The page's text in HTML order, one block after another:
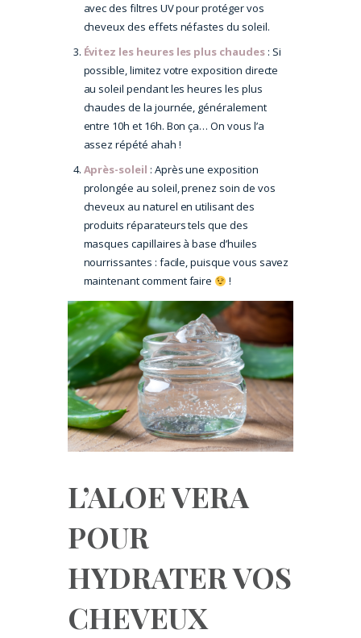
avec des filtres UV pour protéger vos
cheveux des effets néfastes du soleil.
Évitez les heures les plus chaudes: Si
possible, limitez votre exposition directe
au soleil pendant les heures les plus
chaudes de la journée, généralement
entre 10h et 16h. Bon ça… On vous l’a
assez répété ahah !
Après-soleil : Après une exposition
prolongée au soleil, prenez soin de vos
cheveux au naturel en utilisant des
produits réparateurs tels que des
masques capillaires à base d’huiles
nourrissantes : facile, puisque vous savez
maintenant comment faire
!
L’ALOE VERA
POUR
HYDRATER VOS
CHEVEUX